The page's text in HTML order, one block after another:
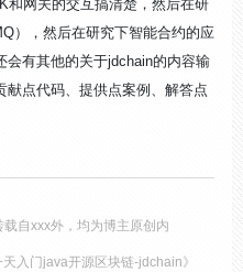
和网关的交互搞清楚，然后在研
），然后在研究下智能合约的应
会有其他的关于jdchain的内容输
点代码、提供点案例、解答点
自xxx外，均为博主原创内
天入门java开源区块链-jdchain》